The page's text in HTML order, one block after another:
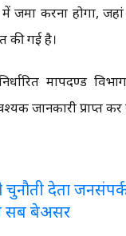
करना होगा, जहां
की गई है।
मापदण्ड
जानकारी प्राप्त
चुनौती देता
सब बेअसर